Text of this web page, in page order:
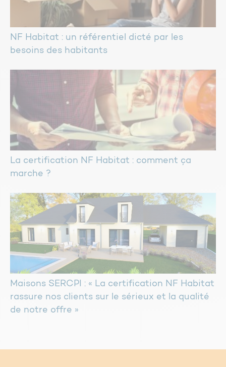
NF Habitat : un référentiel dicté par les
besoins des habitants
La certification NF Habitat : comment ça
marche ?
Maisons SERCPI : « La certification NF Habitat
rassure nos clients sur le sérieux et la qualité
de notre offre »